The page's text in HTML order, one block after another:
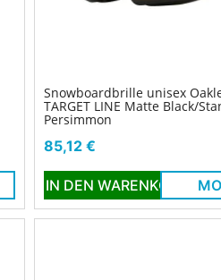
Snowboardbrille unisex
TARGET LINE Matte Black/
Persimmon
Preis
85,12 €
IN DEN WARENKORB